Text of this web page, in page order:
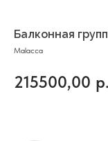
Балконная
Malacca
215500,00 р.